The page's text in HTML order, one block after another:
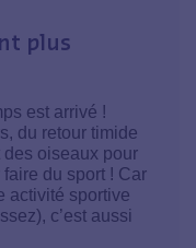
plus
est arrivé !
du retour timide
oiseaux pour
du sport ! Car
activité sportive
c’est aussi